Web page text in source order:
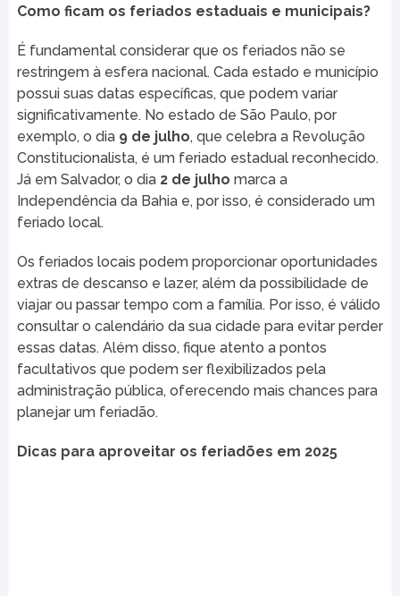
Como ficam os feriados estaduais e municipais?
É fundamental considerar que os feriados não se
restringem à esfera nacional. Cada estado e município
possui suas datas específicas, que podem variar
significativamente. No estado de São Paulo, por
exemplo, o dia 9 de julho, que celebra a Revolução
Constitucionalista, é um feriado estadual reconhecido.
Já em Salvador, o dia 2 de julho marca a
Independência da Bahia e, por isso, é considerado um
feriado local.
Os feriados locais podem proporcionar oportunidades
extras de descanso e lazer, além da possibilidade de
viajar ou passar tempo com a família. Por isso, é válido
consultar o calendário da sua cidade para evitar perder
essas datas. Além disso, fique atento a pontos
facultativos que podem ser flexibilizados pela
administração pública, oferecendo mais chances para
planejar um feriadão.
Dicas para aproveitar os feriadões em 2025